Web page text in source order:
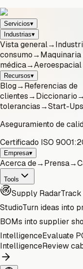
Servicios▾
Industrias▾
Vista general→
consumo→
médica→Aeroespacial
Recursos▾
Blog→Referencias de
clientes→Diccionario→
tolerancias→Start-Ups
Aseguramiento de
Certificado ISO
Empresa▾
Acerca de→Prensa→
Tools
Supply Radar
StudioTurn ideas into
BOMs into supplier
IntelligenceEvaluate
IntelligenceReview